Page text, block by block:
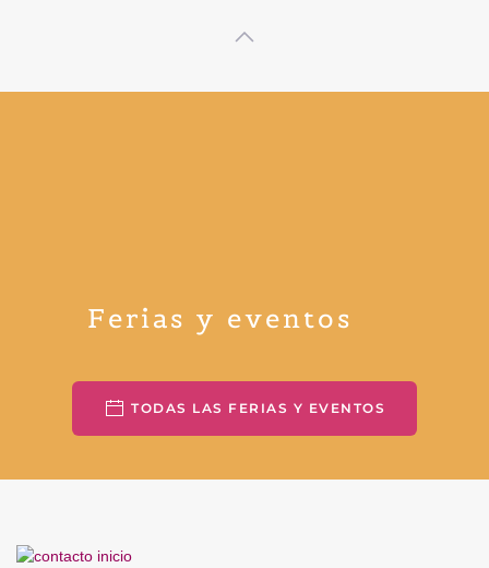
Ferias y eventos
TODAS LAS FERIAS Y EVENTOS